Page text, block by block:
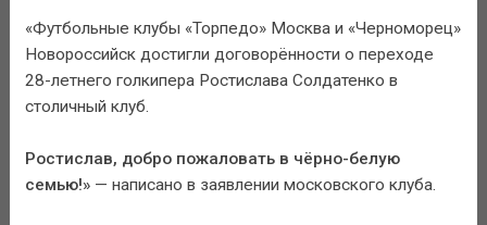
«Футбольные клубы «Торпедо» Москва и «Черноморец»
Новороссийск достигли договорённости о переходе
28-летнего голкипера Ростислава Солдатенко в
столичный клуб.
Ростислав, добро пожаловать в чёрно-белую
семью!» — написано в заявлении московского клуба.